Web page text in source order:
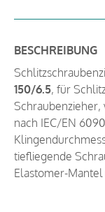
BESCHREIBUNG
150/6.5, für
Schraubenzieher,
nach IEC/EN
tiefliegende
Elastomer-